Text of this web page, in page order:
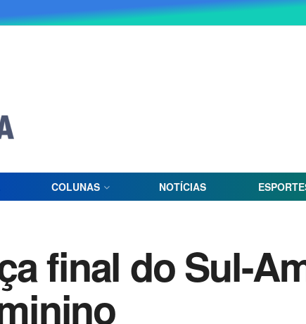
COLUNAS NOTÍCIAS
final do Sul-